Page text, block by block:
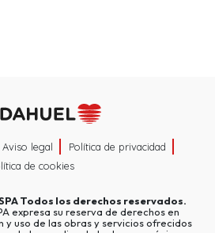
Aviso legal
Política de privacidad
de cookies
Todos los derechos reservados.
expresa su reserva de derechos en
y uso de las obras y servicios ofrecidos